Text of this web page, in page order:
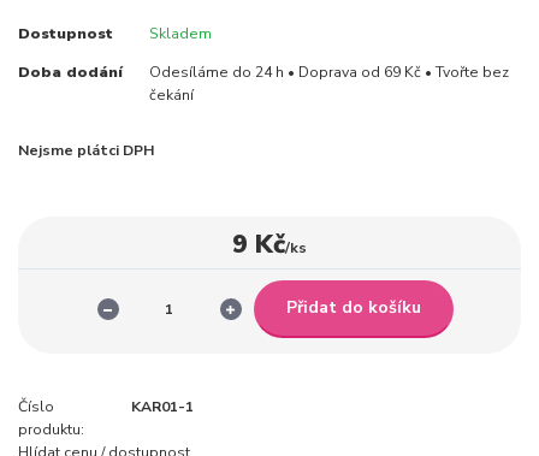
Dostupnost Skladem
Doba dodání
Odesíláme do 24 h • Doprava od 69 Kč • Tvořte bez
čekání
Nejsme plátci DPH
9 Kč/ks
Přidat do košíku
Číslo
produktu:
KAR01-1
Hlídat cenu / dostupnost